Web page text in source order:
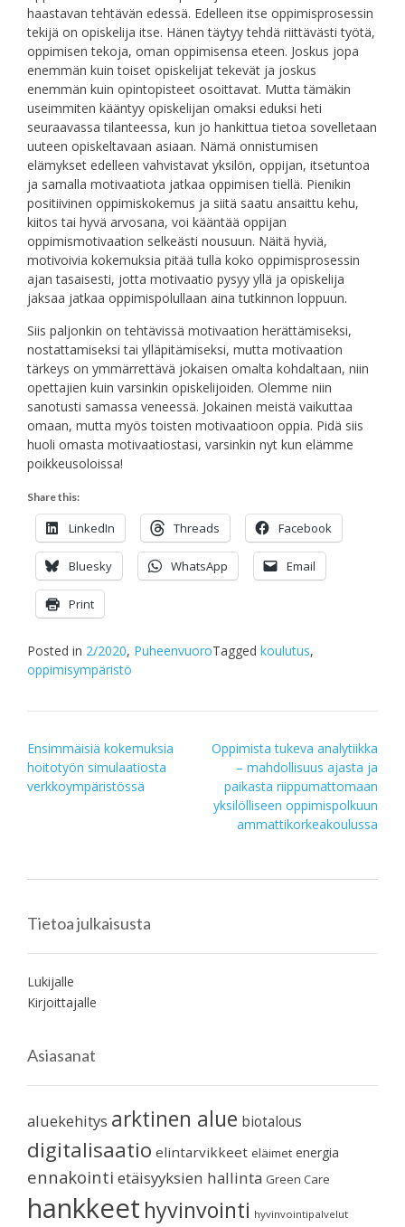
haastavan tehtävän edessä. Edelleen itse oppimisprosessin
tekijä on opiskelija itse. Hänen täytyy tehdä riittävästi työtä,
oppimisen tekoja, oman oppimisensa eteen. Joskus jopa
enemmän kuin toiset opiskelijat tekevät ja joskus
enemmän kuin opintopisteet osoittavat. Mutta tämäkin
useimmiten kääntyy opiskelijan omaksi eduksi heti
seuraavassa tilanteessa, kun jo hankittua tietoa sovelletaan
uuteen opiskeltavaan asiaan. Nämä onnistumisen
elämykset edelleen vahvistavat yksilön, oppijan, itsetuntoa
ja samalla motivaatiota jatkaa oppimisen tiellä. Pienikin
positiivinen oppimiskokemus ja siitä saatu ansaittu kehu,
kiitos tai hyvä arvosana, voi kääntää oppijan
oppimismotivaation selkeästi nousuun. Näitä hyviä,
motivoivia kokemuksia pitää tulla koko oppimisprosessin
ajan tasaisesti, jotta motivaatio pysyy yllä ja opiskelija
jaksaa jatkaa oppimispolullaan aina tutkinnon loppuun.
Siis paljonkin on tehtävissä motivaation herättämiseksi,
nostattamiseksi tai ylläpitämiseksi, mutta motivaation
tärkeys on ymmärrettävä jokaisen omalta kohdaltaan, niin
opettajien kuin varsinkin opiskelijoiden. Olemme niin
sanotusti samassa veneessä. Jokainen meistä vaikuttaa
omaan, mutta myös toisten motivaatioon oppia. Pidä siis
huoli omasta motivaatiostasi, varsinkin nyt kun elämme
poikkeusoloissa!
Share this:
LinkedIn Threads Facebook
Bluesky WhatsApp Email
Print
Posted in 2/2020, PuheenvuoroTagged koulutus,
oppimisympäristö
Post
navigation
Ensimmäisiä kokemuksia
hoitotyön simulaatiosta
verkkoympäristössä
Oppimista tukeva analytiikka
– mahdollisuus ajasta ja
paikasta riippumattomaan
yksilölliseen oppimispolkuun
ammattikorkeakoulussa
Tietoa julkaisusta
Lukijalle
Kirjoittajalle
Asiasanat
aluekehitys arktinen alue biotalous
digitalisaatio elintarvikkeet eläimet energia
ennakointi etäisyyksien hallinta Green Care
hankkeet hyvinvointi hyvinvointipalvelut